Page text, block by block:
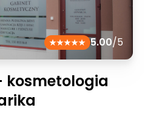
5.00/5
- kosmetologia